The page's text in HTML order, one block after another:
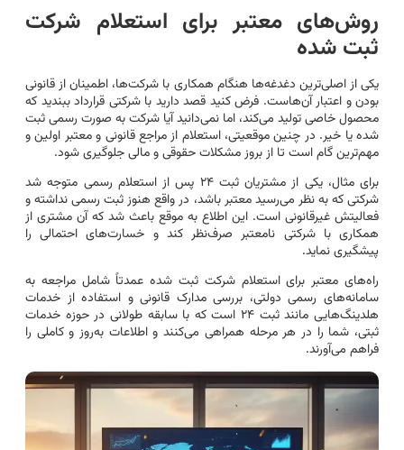
روش‌های معتبر برای استعلام شرکت
ثبت شده
یکی از اصلی‌ترین دغدغه‌ها هنگام همکاری با شرکت‌ها، اطمینان از قانونی
بودن و اعتبار آن‌هاست. فرض کنید قصد دارید با شرکتی قرارداد ببندید که
محصول خاصی تولید می‌کند، اما نمی‌دانید آیا شرکت به صورت رسمی ثبت
شده یا خیر. در چنین موقعیتی، استعلام از مراجع قانونی و معتبر اولین و
مهم‌ترین گام است تا از بروز مشکلات حقوقی و مالی جلوگیری شود.
برای مثال، یکی از مشتریان ثبت ۲۴ پس از استعلام رسمی متوجه شد
شرکتی که به نظر می‌رسید معتبر باشد، در واقع هنوز ثبت رسمی نداشته و
فعالیتش غیرقانونی است. این اطلاع به موقع باعث شد که آن مشتری از
همکاری با شرکتی نامعتبر صرف‌نظر کند و خسارت‌های احتمالی را
پیشگیری نماید.
راه‌های معتبر برای استعلام شرکت ثبت شده عمدتاً شامل مراجعه به
سامانه‌های رسمی دولتی، بررسی مدارک قانونی و استفاده از خدمات
هلدینگ‌هایی مانند ثبت ۲۴ است که با سابقه طولانی در حوزه خدمات
ثبتی، شما را در هر مرحله همراهی می‌کنند و اطلاعات به‌روز و کاملی را
فراهم می‌آورند.